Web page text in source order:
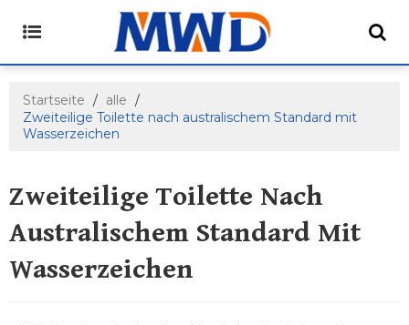
Startseite / alle /
Zweiteilige Toilette nach australischem Standard mit
Wasserzeichen
Zweiteilige Toilette Nach
Australischem Standard Mit
Wasserzeichen